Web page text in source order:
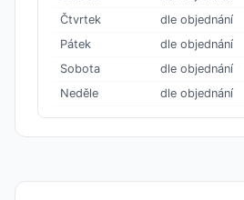
Čtvrtek
dle objednání
Pátek
dle objednání
Sobota
dle objednání
Neděle
dle objednání